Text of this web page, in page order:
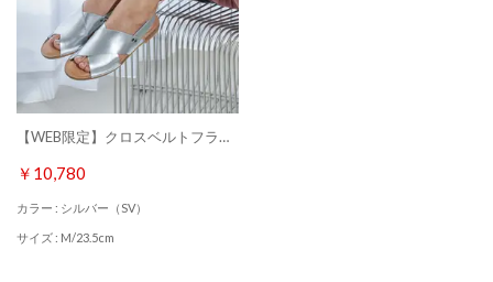
【WEB限定】クロスベルトフラットサンダル （シルバー）
￥10,780
カラー : シルバー（SV）
サイズ : M/23.5cm